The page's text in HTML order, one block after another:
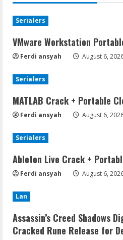
Serialers
VMware Workstation
Ferdi ansyah August 6,
Serialers
MATLAB Crack + Portable
Ferdi ansyah August 6,
Serialers
Ableton Live Crack +
Ferdi ansyah August 6,
Lan
Assassin’s Creed Shadows
Cracked Rune Release for